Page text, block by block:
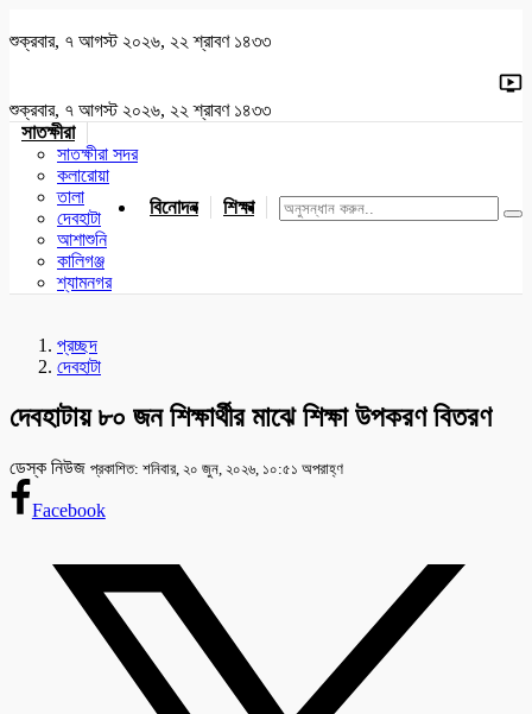
শুক্রবার, ৭ আগস্ট ২০২৬, ২২ শ্রাবণ ১৪৩৩
শুক্রবার, ৭ আগস্ট ২০২৬, ২২ শ্রাবণ ১৪৩৩
সাতক্ষীরা
সাতক্ষীরা সদর
কলারোয়া
তালা
দেবহাটা
আশাশুনি
কালিগঞ্জ
শ্যামনগর
বিনোদন শিক্ষা খেলাধুলা জাতীয় যশোর
প্রচ্ছদ
দেবহাটা
দেবহাটায় ৮০ জন শিক্ষার্থীর মাঝে শিক্ষা উপকরণ বিতরণ
ডেস্ক নিউজ প্রকাশিত: শনিবার, ২০ জুন, ২০২৬, ১০:৫১ অপরাহ্ণ
Facebook